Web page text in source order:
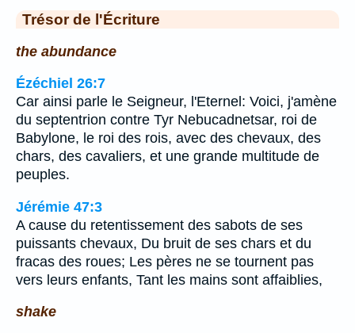
Trésor de l'Écriture
the abundance
Ézéchiel 26:7
Car ainsi parle le Seigneur, l'Eternel: Voici, j'amène
du septentrion contre Tyr Nebucadnetsar, roi de
Babylone, le roi des rois, avec des chevaux, des
chars, des cavaliers, et une grande multitude de
peuples.
Jérémie 47:3
A cause du retentissement des sabots de ses
puissants chevaux, Du bruit de ses chars et du
fracas des roues; Les pères ne se tournent pas
vers leurs enfants, Tant les mains sont affaiblies,
shake